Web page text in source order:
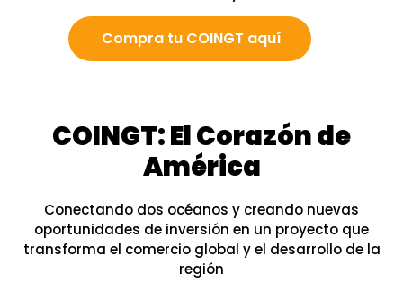
Compra tu COINGT aquí
COINGT: El Corazón de
América
Conectando dos océanos y creando nuevas
oportunidades de inversión en un proyecto que
transforma el comercio global y el desarrollo de la
región